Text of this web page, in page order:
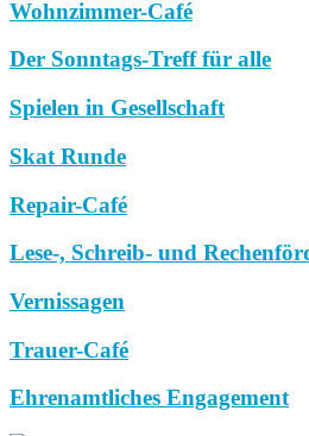
Wohnzimmer-Café
Der Sonntags-Treff für alle
Spielen in Gesellschaft
Skat Runde
Repair-Café
Lese-, Schreib- und
Vernissagen
Trauer-Café
Ehrenamtliches Engagement